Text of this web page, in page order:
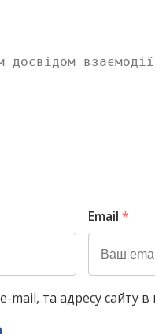
Email *
mail, та адресу сайту